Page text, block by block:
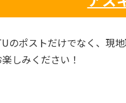
のポストだけでなく、現
しみください！